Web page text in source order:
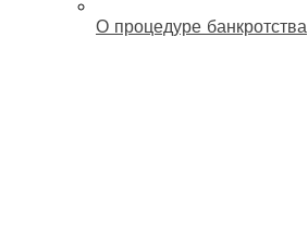
О процедуре банкротства